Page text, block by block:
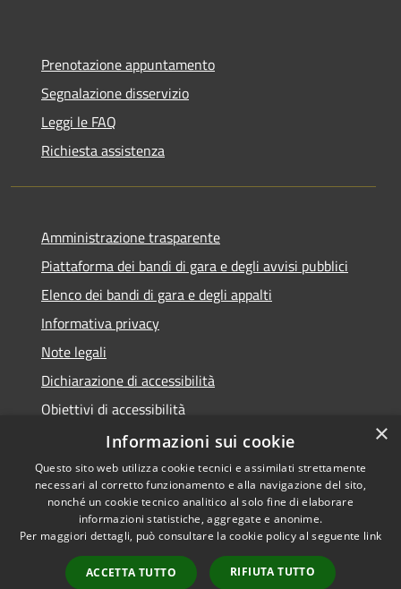
Prenotazione appuntamento
Segnalazione disservizio
Leggi le FAQ
Richiesta assistenza
Amministrazione trasparente
Piattaforma dei bandi di gara e degli avvisi pubblici
Elenco dei bandi di gara e degli appalti
Informativa privacy
Note legali
Dichiarazione di accessibilità
Obiettivi di accessibilità
Accessibilità
Privacy
×
Informazioni sui cookie
Questo sito web utilizza cookie tecnici e assimilati strettamente
necessari al corretto funzionamento e alla navigazione del sito,
nonché un cookie tecnico analitico al solo fine di elaborare
informazioni statistiche, aggregate e anonime.
Per maggiori dettagli, può consultare la cookie policy al seguente link
ACCETTA TUTTO RIFIUTA TUTTO